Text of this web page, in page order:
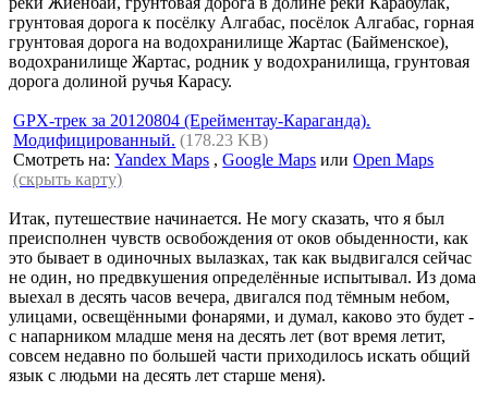
грунтовая дорога к посёлку Алгабас, посёлок Алгабас, горная
грунтовая дорога на водохранилище Жартас (Байменское),
водохранилище Жартас, родник у водохранилища, грунтовая
дорога долиной ручья Карасу.
GPX-трек за 20120804 (Ерейментау-Караганда).
Модифицированный. (178.23 KB)
Смотреть на:Yandex Maps ,Google Maps илиOpen Maps
(скрыть карту)
Итак, путешествие начинается. Не могу сказать, что я был
преисполнен чувств освобождения от оков обыденности, как
это бывает в одиночных вылазках, так как выдвигался сейчас
не один, но предвкушения определённые испытывал. Из дома
выехал в десять часов вечера, двигался под тёмным небом,
улицами, освещёнными фонарями, и думал, каково это будет -
с напарником младше меня на десять лет (вот время летит,
совсем недавно по большей части приходилось искать общий
язык с людьми на десять лет старше меня).